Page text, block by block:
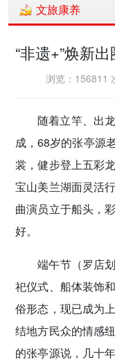
文旅康养
“非遗+”焕新
浏览：156811
随着立竿、出
成，68岁的张亭源
裳，健步登上五彩
宝山美兰湖面灵活
曲演员立于船头，
好。
端午节（罗店划
祀仪式、船体装饰
俗形态，现已成为
结地方民众的情感
的张亭源说，几十